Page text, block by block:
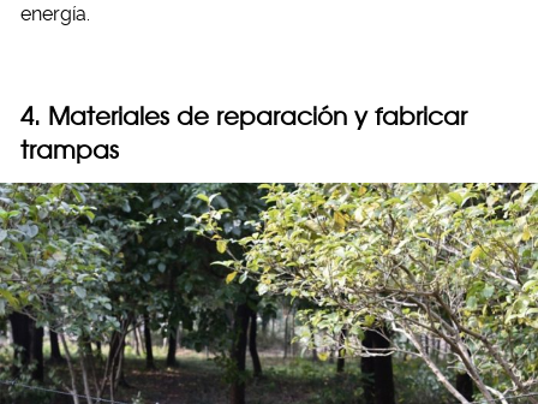
energía.
4. Materiales de reparación y fabricar
trampas